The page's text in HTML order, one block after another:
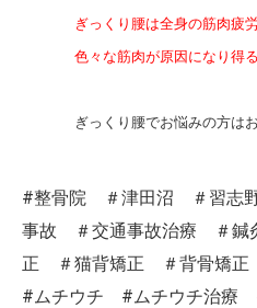
ぎっくり腰は全身の筋肉疲
色々な筋肉が原因になり得る
ぎっくり腰でお悩みの方は
#整骨院 ＃津田沼 ＃習志
事故 ＃交通事故治療 ＃
正 ＃猫背矯正 ＃背骨矯
#ムチウチ #ムチウチ治